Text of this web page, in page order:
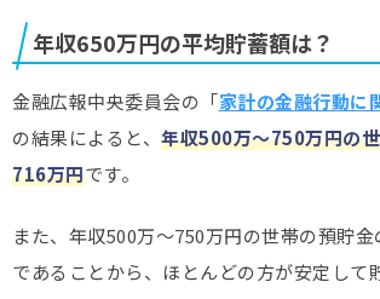
年収650万円の平均貯蓄額は？
金融広報中央委員会の「家計の金融行動に
の結果によると、 年収500万～750万円の
716万円です。
また、年収500万～750万円の世帯の預貯
であることから、ほとんどの方が安定して